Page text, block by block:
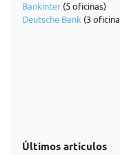
Bankinter (5 oficinas)
Deutsche Bank (3
Últimos artículos